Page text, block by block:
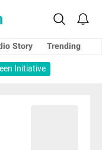
Story
Trending
Initiative